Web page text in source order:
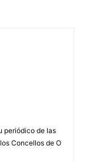
periódico de las
Concellos de O